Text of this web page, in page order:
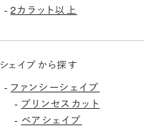
-2カラット以上
シェイプから探す
- ファンシーシェイプ
- プリンセスカット
- ペアシェイプ